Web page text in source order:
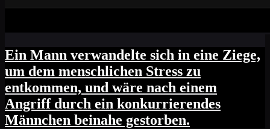
Ein Mann verwandelte sich in eine Ziege,
um dem menschlichen Stress zu
entkommen, und wäre nach einem
Angriff durch ein konkurrierendes
Männchen beinahe gestorben.